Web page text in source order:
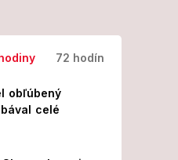
72 hodín
obľúbený
celé